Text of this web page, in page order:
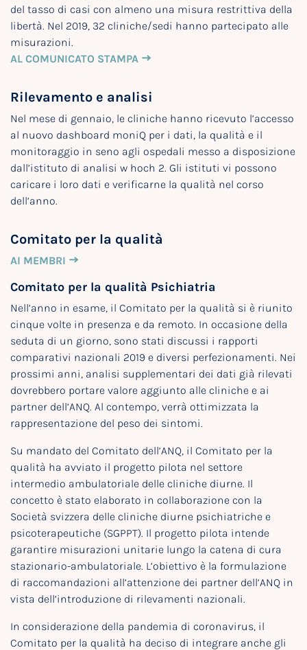
del tasso di casi con almeno una misura restrittiva della
libertà. Nel 2019, 32 cliniche/sedi hanno partecipato alle
misurazioni.
AL COMUNICATO STAMPA
Rilevamento e analisi
Nel mese di gennaio, le cliniche hanno ricevuto l’accesso
al nuovo dashboard moniQ per i dati, la qualità e il
monitoraggio in seno agli ospedali messo a disposizione
dall’istituto di analisi w hoch 2. Gli istituti vi possono
caricare i loro dati e verificarne la qualità nel corso
dell’anno.
Comitato per la qualità
AI MEMBRI
Comitato per la qualità Psichiatria
Nell’anno in esame, il Comitato per la qualità si è riunito
cinque volte in presenza e da remoto. In occasione della
seduta di un giorno, sono stati discussi i rapporti
comparativi nazionali 2019 e diversi perfezionamenti. Nei
prossimi anni, analisi supplementari dei dati già rilevati
dovrebbero portare valore aggiunto alle cliniche e ai
partner dell’ANQ. Al contempo, verrà ottimizzata la
rappresentazione del peso dei sintomi.
Su mandato del Comitato dell’ANQ, il Comitato per la
qualità ha avviato il progetto pilota nel settore
intermedio ambulatoriale delle cliniche diurne. Il
concetto è stato elaborato in collaborazione con la
Società svizzera delle cliniche diurne psichiatriche e
psicoterapeutiche (SGPPT). Il progetto pilota intende
garantire misurazioni unitarie lungo la catena di cura
stazionario-ambulatoriale. L’obiettivo è la formulazione
di raccomandazioni all’attenzione dei partner dell’ANQ in
vista dell’introduzione di rilevamenti nazionali.
In considerazione della pandemia di coronavirus, il
Comitato per la qualità ha deciso di integrare anche gli